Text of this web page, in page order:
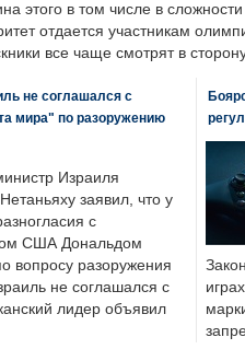
этого в том числе в
отдается участникам
все чаще смотрят в
не соглашался с
мира" по разоружению
Израиля
заявил, что у
с
США Дональдом
вопросу разоружения
не соглашался с
лидер объявил